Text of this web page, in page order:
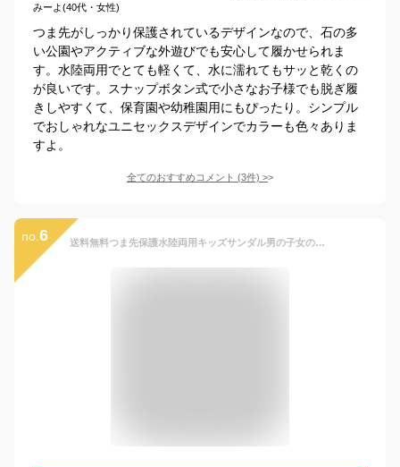
みーよ(40代・女性)
つま先がしっかり保護されているデザインなので、石の多
い公園やアクティブな外遊びでも安心して履かせられま
す。水陸両用でとても軽くて、水に濡れてもサッと乾くの
が良いです。スナップボタン式で小さなお子様でも脱ぎ履
きしやすくて、保育園や幼稚園用にもぴったり。シンプル
でおしゃれなユニセックスデザインでカラーも色々ありま
すよ。
全てのおすすめコメント (3件) >
no. 6 送料無料つま先保護水陸両用キッズサンダル男の子女の子スポーツサンダル通気性人気子供子どもビーチサンダルベビージュニアアウトドア歩きやすい履きやすい13.51415161718192021cmピンクブルーグレーブラック